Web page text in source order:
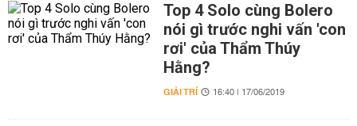
Top 4 Solo cùng Bolero
nói gì trước nghi vấn 'con
rơi' của Thẩm Thúy
Hằng?
GIẢI TRÍ 16:40 | 17/06/2019